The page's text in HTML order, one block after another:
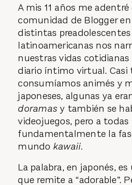
A mis 11 años me
comunidad de Blogger
distintas preadolescentes
latinoamericanas nos
nuestras vidas
diario íntimo virtual. Casi
consumíamos animés y
japoneses, algunas ya
doramas y también se
videojuegos, pero a
fundamentalmente la
mundo kawaii.
La palabra, en japonés,
que remite a “adorable”.